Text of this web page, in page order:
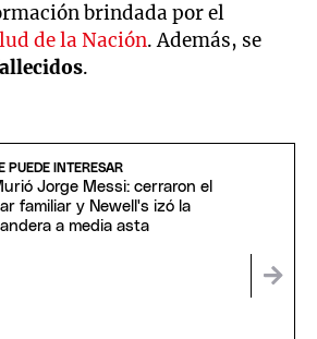
brindada por el
de la Nación. Además, se
.
PUEDE INTERESAR
Jorge Messi: cerraron el
familiar y Newell's izó la
a media asta